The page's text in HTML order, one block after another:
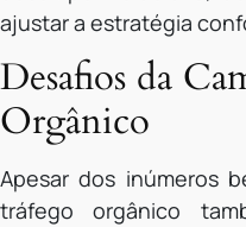
ajustar a estratégia
Desafios da
Orgânico
Apesar dos inúmeros
tráfego orgânico